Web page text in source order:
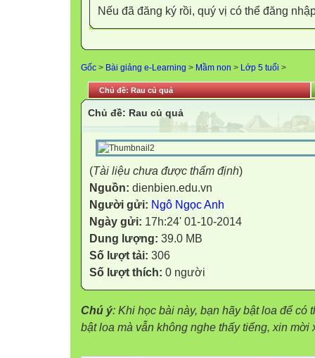
Nếu đã đăng ký rồi, quý vị có thể đăng
Gốc > Bài giảng e-Learning > Mầm non > Lớp 5 tuổi >
Chủ đề: Rau củ quả
Chủ đề: Rau củ quả
(Tài liệu chưa được thẩm định)
Nguồn: dienbien.edu.vn
Người gửi: Ngô Ngọc Anh
Ngày gửi: 17h:24' 01-10-2014
Dung lượng: 39.0 MB
Số lượt tải: 306
Số lượt thích: 0 người
Chú ý: Khi học bài này, bạn hãy bật loa để có
bật loa mà vẫn không nghe thấy tiếng, xin